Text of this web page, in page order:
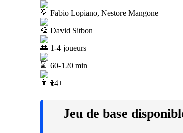
Fabio Lopiano, Nestore Mangone
David Sitbon
1-4 joueurs
60-120 min
14+
Jeu de base